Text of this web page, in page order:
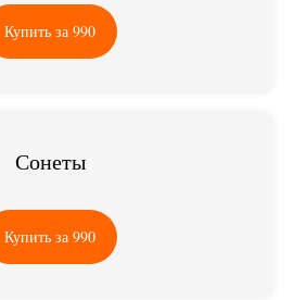
Купить за 990
Сонеты
Купить за 990